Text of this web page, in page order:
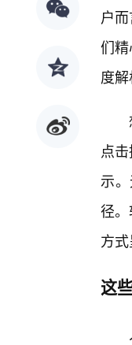
户
们
度
点
示
径
方式
这